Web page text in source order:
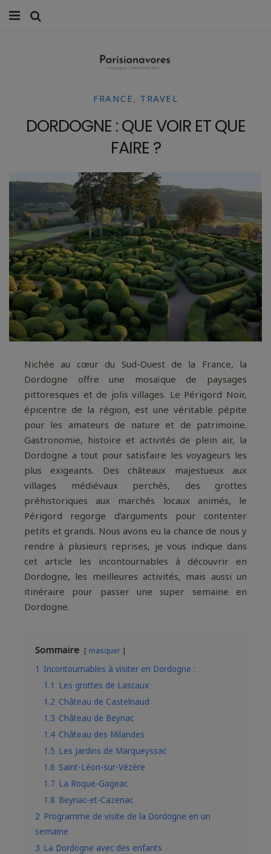
FAMILLE
VOYAGES
WEEK-ENDS
LIFESTYLE
CULTURE
0 ITEMS -0,00€
FRANCE, TRAVEL
DORDOGNE : QUE VOIR ET QUE
FAIRE ?
Nichée au cœur du Sud-Ouest de la France, la
Dordogne offre une mosaïque de paysages
pittoresques et de jolis villages. Le Périgord Noir,
épicentre de la région, est une véritable pépite
pour les amateurs de nature et de patrimoine.
Gastronomie, histoire et activités de plein air, la
Dordogne a tout pour satisfaire les voyageurs les
plus exigeants. Des châteaux majestueux aux
villages médiévaux perchés, des grottes
préhistoriques aux marchés locaux animés, le
Périgord regorge d’arguments pour contenter
petits et grands. Nous avons eu la chance de nous y
rendre à plusieurs reprises, je vous indique dans
cet article les incontournables à découvrir en
Dordogne, les meilleures activités, mais aussi un
itinéraire pour passer une super semaine en
Dordogne.
Sommaire masquer
1 Incontournables à visiter en Dordogne :
1.1
Les grottes de Lascaux
1.2 Château de Castelnaud
1.3 Château de Beynac
1.4 Château des Milandes
1.5 Les Jardins de Marqueyssac
1.6 Saint-Léon-sur-Vézère
1.7 La Roque-Gageac
1.8 Beynac-et-Cazenac
2 Programme de visite de la Dordogne en un
semaine
3 La Dordogne avec des enfants